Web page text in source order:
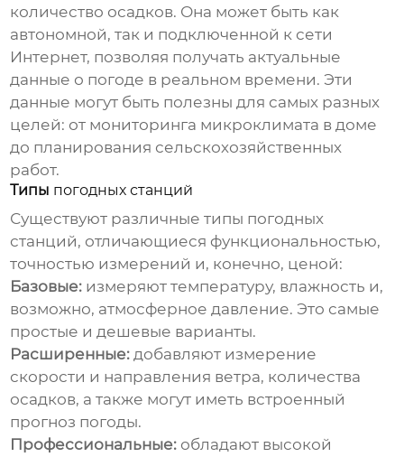
количество осадков. Она может быть как
автономной, так и подключенной к сети
Интернет, позволяя получать актуальные
данные о погоде в реальном времени. Эти
данные могут быть полезны для самых разных
целей: от мониторинга микроклимата в доме
до планирования сельскохозяйственных
работ.
Типы погодных станций
Существуют различные типы погодных
станций, отличающиеся функциональностью,
точностью измерений и, конечно, ценой:
Базовые: измеряюттемпературу, влажность и,
возможно, атмосферное давление. Это самые
простые идешевые варианты.
Расширенные: добавляют измерение
скорости и направления ветра, количества
осадков, а также могут иметь встроенный
прогноз погоды.
Профессиональные: обладают высокой